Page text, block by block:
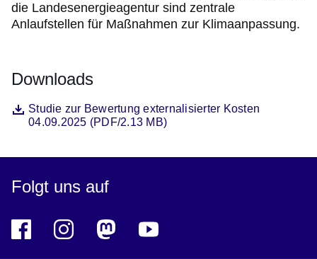
die Landesenergieagentur sind zentrale
Anlaufstellen für Maßnahmen zur Klimaanpassung.
Downloads
DateiStudie zur Bewertung externalisierter Kosten
04.09.2025 (PDF/2.13 MB)
Öffnet sich in einem neuen Fenster
Folgt uns auf
Facebook
Öffnet sich in einem neuen Fenster
Instagram
Öffnet sich in einem neuen Fenster
Mastodon
Öffnet sich in einem neuen Fenster
YouTube
Öffnet sich in einem neuen Fenster